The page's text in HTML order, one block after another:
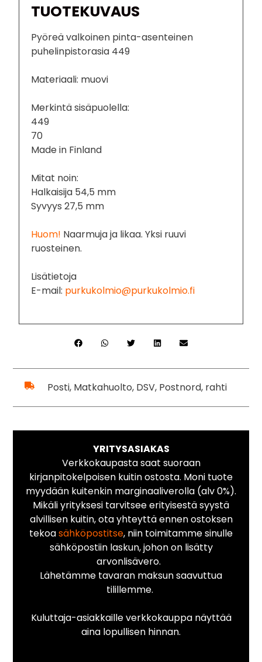
TUOTEKUVAUS
Pyöreä valkoinen pinta-asenteinen
puhelinpistorasia 449
Materiaali: muovi
Merkintä sisäpuolella:
449
70
Made in Finland
Mitat noin:
Halkaisija 54,5 mm
Syvyys 27,5 mm
Huom! Naarmuja ja likaa. Yksi ruuvi
ruosteinen.
Lisätietoja
E-mail: purkukolmio@purkukolmio.fi
Posti, Matkahuolto, DSV, Postnord, rahti
YRITYSASIAKAS
Verkkokaupasta saat suoraan
kirjanpitokelpoisen kuitin ostosta. Moni tuote
myydään kuitenkin marginaaliverolla (alv 0%).
Mikäli yrityksesi tarvitsee erityisestä syystä
alvillisen kuitin, ota yhteyttä ennen ostoksen
tekoasähköpostitse, niin toimitamme sinulle
sähköpostiin laskun, johon on lisätty
arvonlisävero.
Lähetämme tavaran maksun saavuttua
tilillemme.
Kuluttaja-asiakkaille verkkokauppa näyttää
aina lopullisen hinnan.